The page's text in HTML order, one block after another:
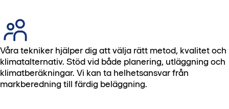
Våra tekniker hjälper dig att välja rätt metod, kvalitet och
klimatalternativ. Stöd vid både planering, utläggning och
klimatberäkningar. Vi kan ta helhetsansvar från
markberedning till färdig beläggning.